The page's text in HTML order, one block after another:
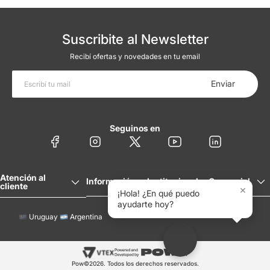
×
¡Hola! ¿En qué puedo
ayudarte hoy?
Suscribite al Newsletter
Recibí ofertas y novedades en tu email
Enviar
Seguinos en
Atención al
cliente
Información Institucional Comercial
Uruguay Argentina
Pow©2026. Todos los derechos reservados.